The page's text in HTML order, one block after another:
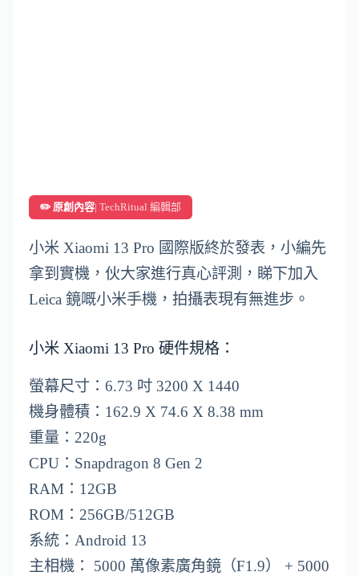
✏️ 原創內容| TechRitual 編輯部
小米 Xiaomi 13 Pro 國際版終於發表，小編先
拿到實機，伙大家進行真心評測，睇下加入
Leica 鏡嘅小米手機，拍攝表現有無進步。
小米 Xiaomi 13 Pro 硬件規格：
螢幕尺寸：6.73 吋 3200 X 1440
機身體積：162.9 X 74.6 X 8.38 mm
重量：220g
CPU：Snapdragon 8 Gen 2
RAM：12GB
ROM：256GB/512GB
系統：Android 13
主相機： 5000 萬像素廣角鏡（F1.9） + 5000